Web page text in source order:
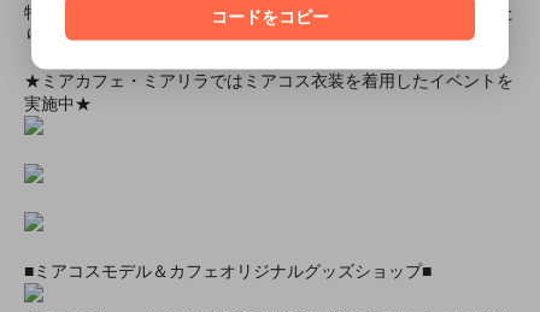
特別割引商品を掲載しています！最大８０％引きの商品もあった
りします！
★ミアカフェ・ミアリラではミアコス衣装を着用したイベントを
実施中★
■ミアコスモデル＆カフェオリジナルグッズショップ■
コードをコピー